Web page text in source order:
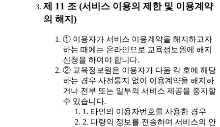
제 11 조 (서비스 이용의 제한 및 이용계약
의 해지)
① 이용자가 서비스 이용계약을 해지하고자
하는 때에는 온라인으로 교육정보원에 해지
신청을 하여야 합니다.
② 교육정보원은 이용자가 다음 각 호에 해당
하는 경우 사전통지 없이 이용계약을 해지하
거나 전부 또는 일부의 서비스 제공을 중지할
수 있습니다.
1. 타인의 이용자번호를 사용한 경우
2. 다량의 정보를 전송하여 서비스의 안